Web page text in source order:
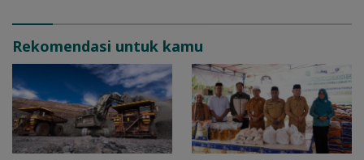
Rekomendasi untuk kamu